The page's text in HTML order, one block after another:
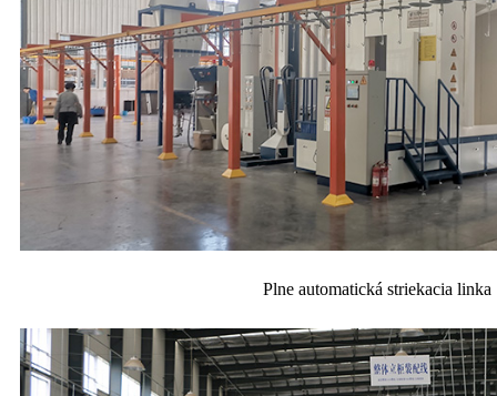
Plne automatická striekacia linka